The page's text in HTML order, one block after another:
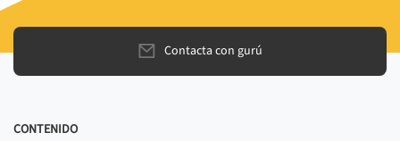
Contacta con gurú
CONTENIDO